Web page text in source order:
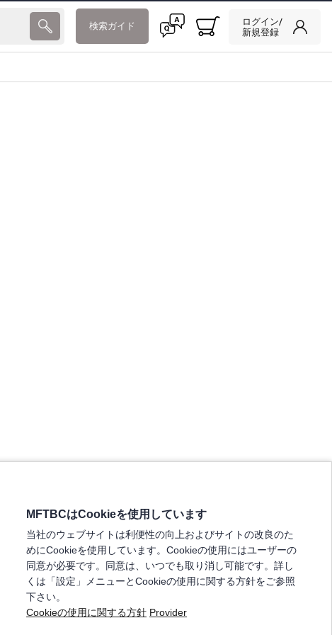
検索ガイド
ログイン/
新規登録
MFTBCはCookieを使用しています
当社のウェブサイトは利便性の向上およびサイトの改良のた
めにCookieを使用しています。Cookieの使用にはユーザーの
同意が必要です。同意は、いつでも取り消し可能です。詳し
くは「設定」メニューとCookieの使用に関する方針をご参照
下さい。
Cookieの使用に関する方針 Provider